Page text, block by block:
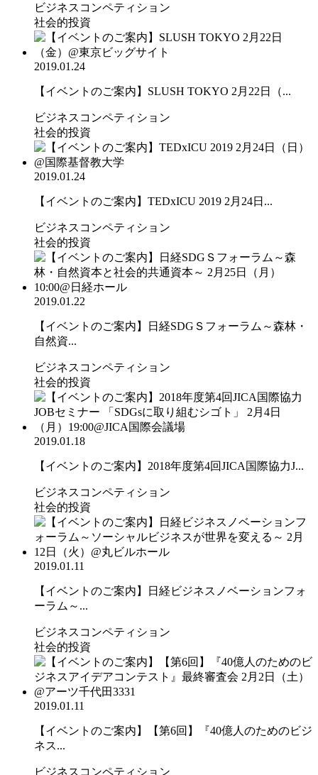
ビジネスコンペティション
社会的投資
2019.01.24
【イベントのご案内】SLUSH TOKYO 2月22日（...
ビジネスコンペティション
社会的投資
2019.01.24
【イベントのご案内】TEDxICU 2019 2月24日...
ビジネスコンペティション
社会的投資
2019.01.22
【イベントのご案内】日経SDGＳフォーラム～森林・
自然資...
ビジネスコンペティション
社会的投資
2019.01.18
【イベントのご案内】2018年度第4回JICA国際協力J...
ビジネスコンペティション
社会的投資
2019.01.11
【イベントのご案内】日経ビジネスノベーションフォ
ーラム～...
ビジネスコンペティション
社会的投資
2019.01.11
【イベントのご案内】【第6回】『40億人のためのビジ
ネス...
ビジネスコンペティション